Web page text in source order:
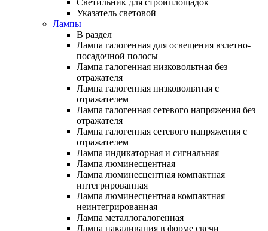
Указатель световой
Лампы
В раздел
Лампа галогенная для освещения взлетно-
посадочной полосы
Лампа галогенная низковольтная без
отражателя
Лампа галогенная низковольтная с
отражателем
Лампа галогенная сетевого напряжения без
отражателя
Лампа галогенная сетевого напряжения с
отражателем
Лампа индикаторная и сигнальная
Лампа люминесцентная
Лампа люминесцентная компактная
интегрированная
Лампа люминесцентная компактная
неинтегрированная
Лампа металлогалогенная
Лампа накаливания в форме свечи